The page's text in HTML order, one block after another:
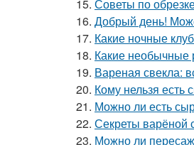
15. Советы по
16. Добрый день!
17. Какие ночные
18. Какие необычные
19. Вареная свекла:
20. Кому нельзя есть
21. Можно ли есть
22. Секреты варёной
23. Можно ли